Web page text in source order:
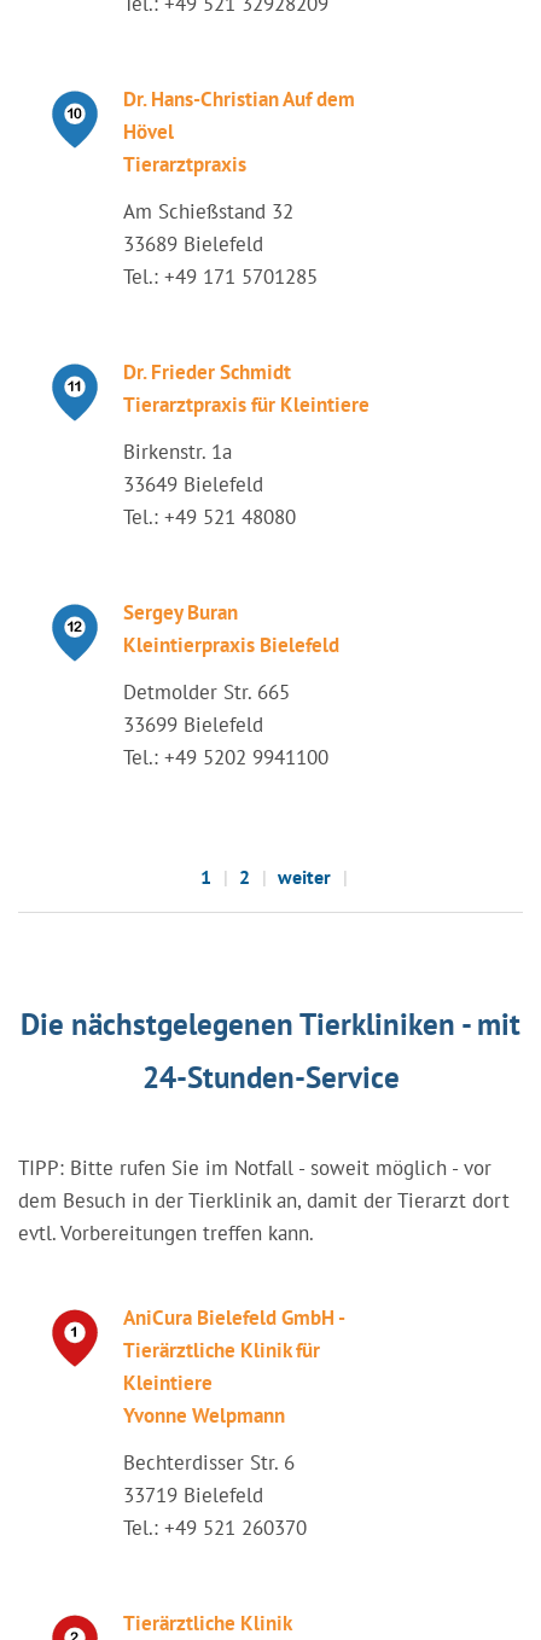
Dr. Hans-Christian Auf dem
Hövel
Tierarztpraxis
Am Schießstand 32
33689 Bielefeld
Tel.: +49 171 5701285
Dr. Frieder Schmidt
Tierarztpraxis für Kleintiere
Birkenstr. 1a
33649 Bielefeld
Tel.: +49 521 48080
Sergey Buran
Kleintierpraxis Bielefeld
Detmolder Str. 665
33699 Bielefeld
Tel.: +49 5202 9941100
1 2 weiter
Die nächstgelegenen Tierkliniken - mit
24-Stunden-Service
TIPP: Bitte rufen Sie im Notfall - soweit möglich - vor
dem Besuch in der Tierklinik an, damit der Tierarzt dort
evtl. Vorbereitungen treffen kann.
AniCura Bielefeld GmbH -
Tierärztliche Klinik für
Kleintiere
Yvonne Welpmann
Bechterdisser Str. 6
33719 Bielefeld
Tel.: +49 521 260370
Tierärztliche Klinik